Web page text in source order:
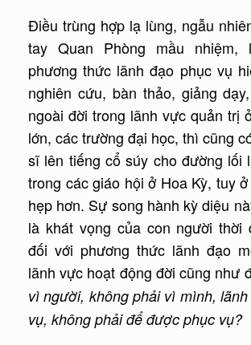
Điều trùng hợp lạ lùng, ngẫu
tay Quan Phòng mầu nhiệm,
phương thức lãnh đạo phục vụ
nghiên cứu, bàn thảo, giảng
ngoài đời trong lãnh vực quản trị
lớn, các trường đại học, thì cũng
sĩ lên tiếng cổ súy cho đường lối
trong các giáo hội ở Hoa Kỳ, tuy
hẹp hơn. Sự song hành kỳ diệu
là khát vọng của con người thời
đối với phương thức lãnh đạo
lãnh vực hoạt động đời cũng như
vì người, không phải vì mình,
vụ, không phải để được phục vụ?